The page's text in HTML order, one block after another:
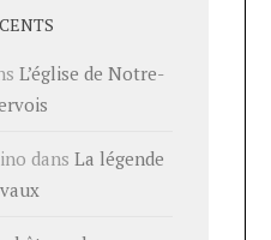
L’église de Notre-
dans La légende